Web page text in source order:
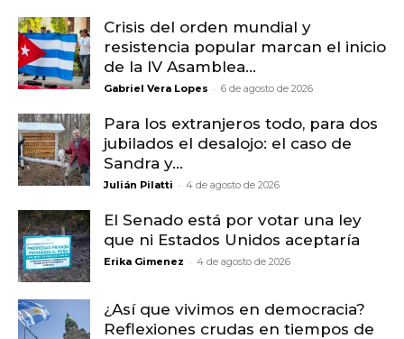
Crisis del orden mundial y
resistencia popular marcan el inicio
de la IV Asamblea...
Gabriel Vera Lopes - 6 de agosto de 2026
Para los extranjeros todo, para dos
jubilados el desalojo: el caso de
Sandra y...
Julián Pilatti - 4 de agosto de 2026
El Senado está por votar una ley
que ni Estados Unidos aceptaría
Erika Gimenez - 4 de agosto de 2026
¿Así que vivimos en democracia?
Reflexiones crudas en tiempos de